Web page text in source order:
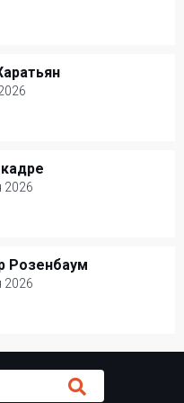
2026
Розенбаум
2026